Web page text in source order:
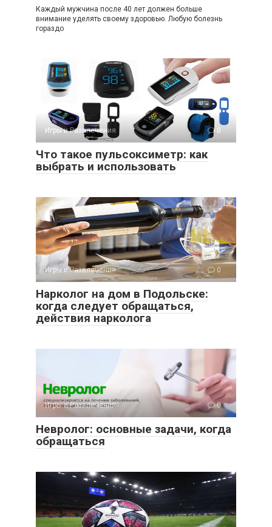
Каждый мужчина после 40 лет должен больше
внимание уделять своему здоровью. Любую болезнь
гораздо
Игры и Развлечения 0
Что такое пульсоксиметр: как
выбрать и использовать
Игры и Развлечения 0
Нарколог на дом в Подольске:
когда следует обращаться,
действия нарколога
Игры и Развлечения 0
Невролог: основные задачи, когда
обращаться